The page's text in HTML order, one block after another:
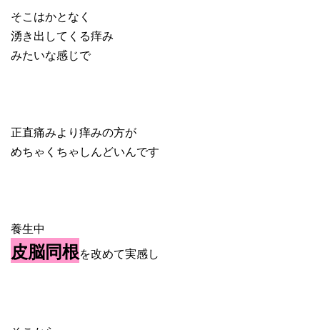
そこはかとなく
湧き出してくる痒み
みたいな感じで
正直痛みより痒みの方が
めちゃくちゃしんどいんです
養生中
皮脳同根を改めて実感し